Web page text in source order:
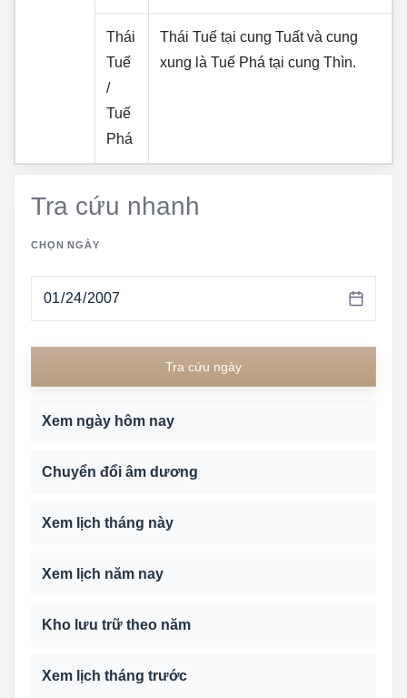
Thái
Tuế
/
Tuế
Phá
Thái Tuế tại cung Tuấtvà cung
xung là Tuế Phá tại cung Thìn.
Tra cứu nhanh
CHỌN NGÀY
Tra cứu ngày
Xem ngày hôm nay
Chuyển đổi âm dương
Xem lịch tháng này
Xem lịch năm nay
Kho lưu trữ theo năm
Xem lịch tháng trước